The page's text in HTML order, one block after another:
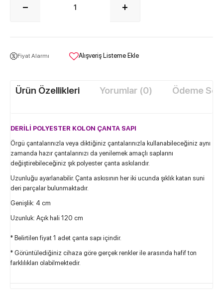
Fiyat Alarmı Alışveriş Listeme Ekle
Ürün Özellikleri Yorumlar (0) Ödeme
DERİLİ POLYESTER KOLON ÇANTA SAPI
Örgü çantalarınızla veya diktiğiniz çantalarınızla kullanabileceğiniz aynı
zamanda hazır çantalarınızı da yenilemek amaçlı saplarını
değiştirebileceğiniz şık polyester çanta askılarıdır.
Uzunluğu ayarlanabilir. Çanta askısının her iki ucunda şıklık katan suni
deri parçalar bulunmaktadır.
Genişlik: 4 cm
Uzunluk: Açık hali 120 cm
* Belirtilen fiyat 1 adet çanta sapı içindir.
* Görüntülediğiniz cihaza göre gerçek renkler ile arasında hafif ton
farklılıkları olabilmektedir.